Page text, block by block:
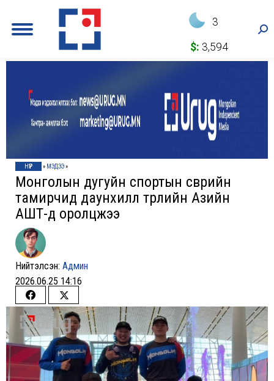
3
$: 3,594
НҮҮР » МЭДЭЭ»
Монголын дугуйн спортын өсвөрийн
тамирчид даунхилл төрлийн Азийн
АШТ-д оролцжээ
Нийтэлсэн: Админ
2026.06.25 14:16
Share
on
Facebook
Share
on
Twitter